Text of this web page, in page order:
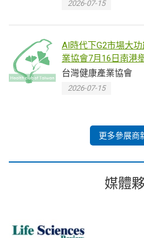
2026-07-15
AI時代下G2市場大
業協會7月16日南港
台灣健康產業協會
2026-07-15
更多參展商
媒體